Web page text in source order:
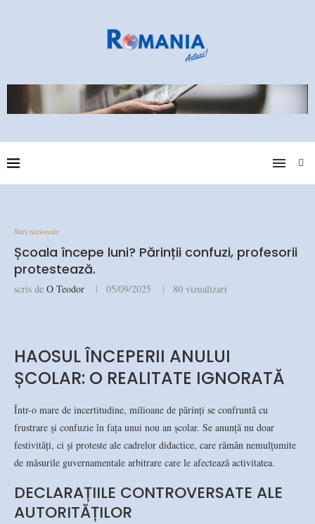
Stiri nationale
Școala începe luni? Părinții confuzi, profesorii
protestează.
scris de O Teodor 05/09/2025 80 vizualizari
HAOSUL ÎNCEPERII ANULUI
ȘCOLAR: O REALITATE IGNORATĂ
Într-o mare de incertitudine, milioane de părinți se confruntă cu
frustrare și confuzie în fața unui nou an școlar. Se anunță nu doar
festivități, ci și proteste ale cadrelor didactice, care rămân nemulțumite
de măsurile guvernamentale arbitrare care le afectează activitatea.
DECLARAȚIILE CONTROVERSATE ALE
AUTORITĂȚILOR